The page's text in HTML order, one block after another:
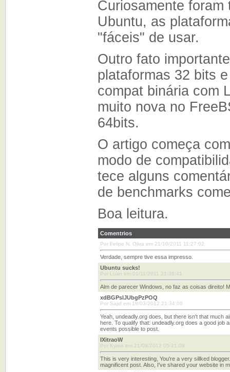
Curiosamente
Ubuntu, as
"fáceis" de usar.
Outro fato
plataformas 32 bits
compat binária com
muito nova no
64bits.
O artigo começa
modo de
tece alguns
de benchmarks
Boa leitura.
Comentrios
Por Felipe N. Oliva em 21/10/2011 11:27:02
Verdade, sempre tive essa impresso.
Ubuntu sucks!
Por Luan em 01/11/2011 21:36:41
Alm de parecer Windows, no faz as coisas direito!
xdBGPslJUbgPzPOQ
Por Sajid em 18/03/2012 21:34:00
Yeah, undeadly.org does, but there isn't that much
here. To qualify that: undeadly.org does a good job
events possible to post.
IXitraoW
Por Kyree em 21/08/2012 05:31:08
This is very interesting, You're a very sillked
magnificent post. Also, I've shared your website in